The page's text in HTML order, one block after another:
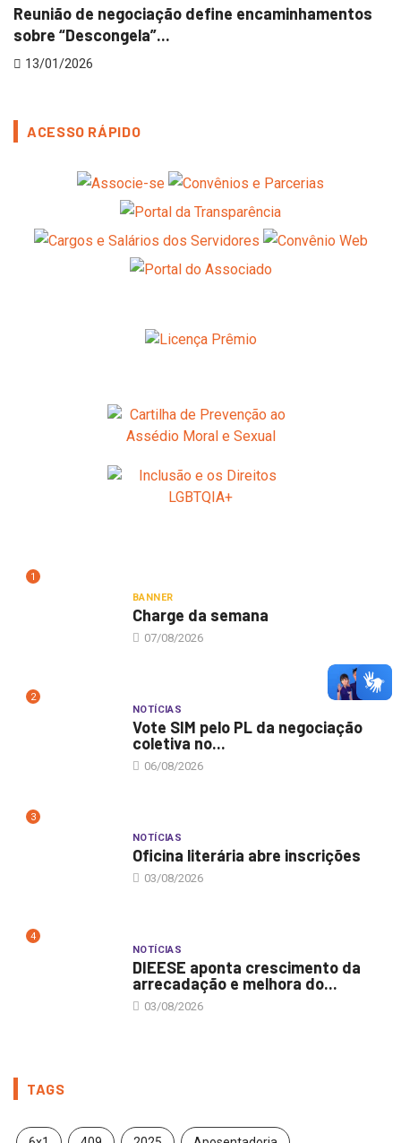
Reunião de negociação define encaminhamentos
sobre “Descongela”...
13/01/2026
ACESSO RÁPIDO
1
BANNER
Charge da semana
07/08/2026
2
NOTÍCIAS
Vote SIM pelo PL da negociação
coletiva no...
06/08/2026
3
NOTÍCIAS
Oficina literária abre inscrições
03/08/2026
4
NOTÍCIAS
DIEESE aponta crescimento da
arrecadação e melhora do...
03/08/2026
TAGS